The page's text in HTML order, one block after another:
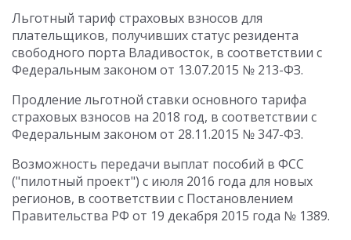
Льготный тариф страховых взносов для
плательщиков, получивших статус резидента
свободного порта Владивосток, в соответствии с
Федеральным законом от 13.07.2015 № 213-ФЗ.
Продление льготной ставки основного тарифа
страховых взносов на 2018 год, в соответствии с
Федеральным законом от 28.11.2015 № 347-ФЗ.
Возможность передачи выплат пособий в ФСС
("пилотный проект") с июля 2016 года для новых
регионов, в соответствии с Постановлением
Правительства РФ от 19 декабря 2015 года № 1389.